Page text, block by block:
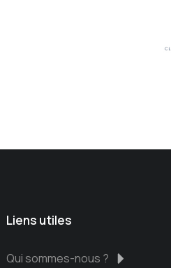
Liens utiles
Qui sommes-nous ?